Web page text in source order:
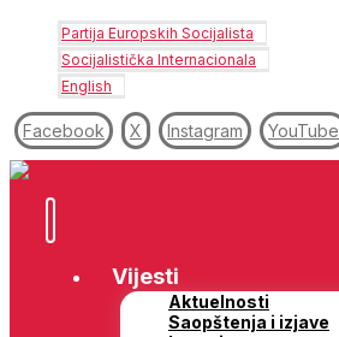
Partija Europskih Socijalista
Socijalistička Internacionala
English
Facebook X Instagram YouTube
Vijesti
Aktuelnosti
Saopštenja i izjave